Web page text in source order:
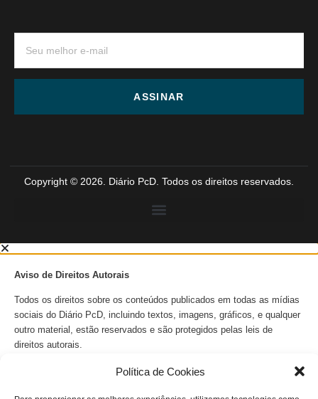
Política de Cookies
ASSINAR
Copyright © 2026. Diário PcD. Todos os direitos reservados.
Aviso de Direitos Autorais
Todos os direitos sobre os conteúdos publicados em todas as mídias
sociais do Diário PcD, incluindo textos, imagens, gráficos, e qualquer
outro material, estão reservados e são protegidos pelas leis de
direitos autorais.
Nenhuma parte das publicações em todas as mídias sociais do Diário